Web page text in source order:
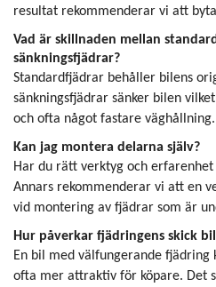
resultat rekommenderar vi att
Vad är skillnaden mellan
sänkningsfjädrar?
Standardfjädrar behåller bilens
sänkningsfjädrar sänker bilen
och ofta något fastare väghållning.
Kan jag montera delarna själv?
Har du rätt verktyg och
Annars rekommenderar vi att en
vid montering av fjädrar som är
Hur påverkar fjädringens skick
En bil med välfungerande fjädring
ofta mer attraktiv för köpare. Det